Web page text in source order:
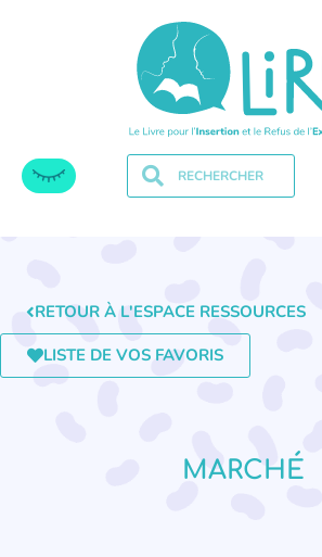
RETOUR À L'ESPACE RESSOURCES
LISTE DE VOS FAVORIS
MARCHÉ